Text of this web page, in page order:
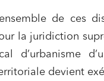
de ces
la juridiction
d’urbanisme
devient